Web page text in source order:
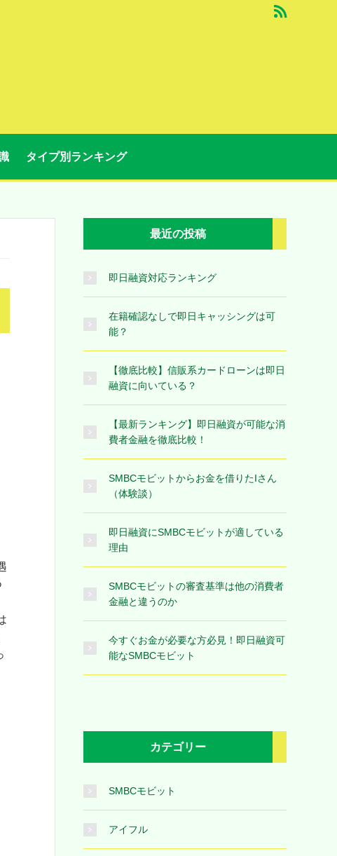
タイプ別ランキング
最近の投稿
即日融資対応ランキング
在籍確認なしで即日キャッシングは可
能？
【徹底比較】信販系カードローンは即日
融資に向いている？
【最新ランキング】即日融資が可能な消
費者金融を徹底比較！
SMBCモビットからお金を借りたIさん
（体験談）
即日融資にSMBCモビットが適している
理由
SMBCモビットの審査基準は他の消費者
金融と違うのか
今すぐお金が必要な方必見！即日融資可
能なSMBCモビット
カテゴリー
SMBCモビット
アイフル